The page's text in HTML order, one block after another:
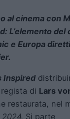
al cinema con
L’elemento del
e Europa
Inspired
di Lars
restaurata, nel
Si parte